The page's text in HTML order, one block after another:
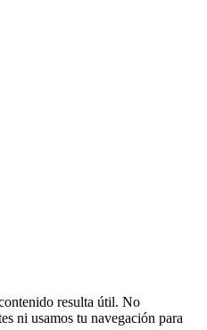
resulta útil. No
ni usamos tu navegación para